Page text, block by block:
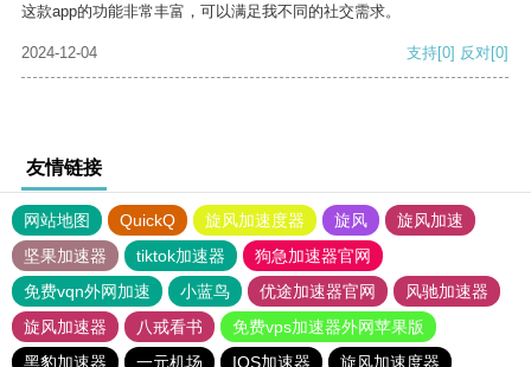
这款app的功能非常丰富，可以满足我不同的社交需求。
2024-12-04 支持[0] 反对[0]
友情链接
网站地图 QuickQ 旋风加速度器 旋风
旋风加速
坚果加速器
tiktok加速器
狗急加速器官网
免费vqn外网加速
小蓝鸟 优途加速器官网
风驰加速器
旋风加速器
八戒看书
免费vps加速器外网苹果版
黑豹加速器
一元机场 IOS加速器 旋风加速度器